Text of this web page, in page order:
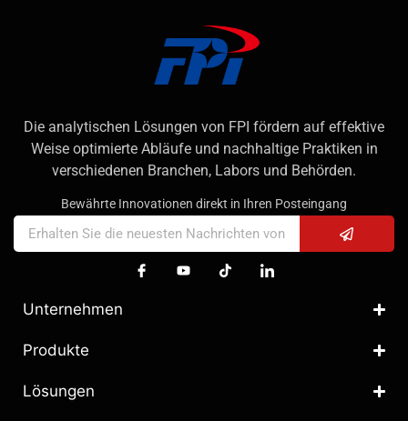
Die analytischen Lösungen von FPI fördern auf effektive
Weise optimierte Abläufe und nachhaltige Praktiken in
verschiedenen Branchen, Labors und Behörden.
Bewährte Innovationen direkt in Ihren Posteingang
Unternehmen
Produkte
Lösungen